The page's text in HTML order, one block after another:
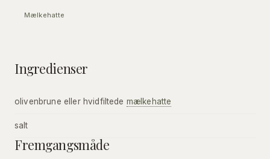
Mælkehatte
Ingredienser
olivenbrune eller hvidfiltede mælkehatte
salt
Fremgangsmåde